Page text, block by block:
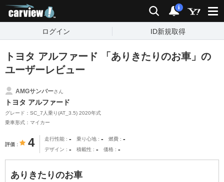
検索 通知
i
ログイン ID新規取得
トヨタ アルファード 「ありきたりのお車」の
ユーザーレビュー
AMGサンバーさん
トヨタ アルファード
グレード：SC_7人乗り(AT_3.5) 2020年式
乗車形式：マイカー
評価 4 走行性能 - 乗り心地 - 燃費 -
デザイン - 積載性 - 価格 -
ありきたりのお車